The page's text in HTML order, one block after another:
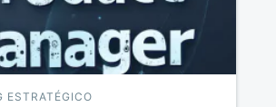
ESTRATÉGICO